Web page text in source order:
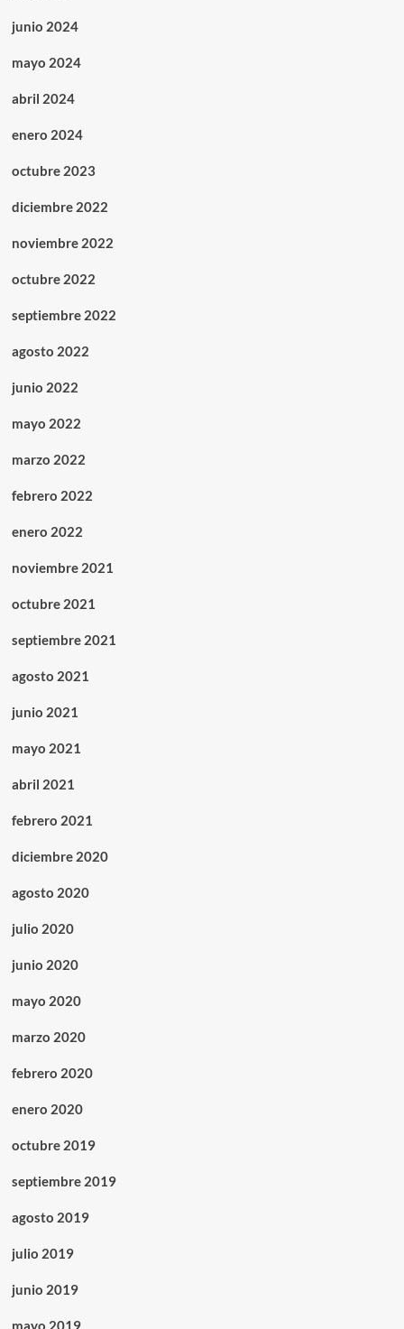
junio 2024
mayo 2024
abril 2024
enero 2024
octubre 2023
diciembre 2022
noviembre 2022
octubre 2022
septiembre 2022
agosto 2022
junio 2022
mayo 2022
marzo 2022
febrero 2022
enero 2022
noviembre 2021
octubre 2021
septiembre 2021
agosto 2021
junio 2021
mayo 2021
abril 2021
febrero 2021
diciembre 2020
agosto 2020
julio 2020
junio 2020
mayo 2020
marzo 2020
febrero 2020
enero 2020
octubre 2019
septiembre 2019
agosto 2019
julio 2019
junio 2019
mayo 2019